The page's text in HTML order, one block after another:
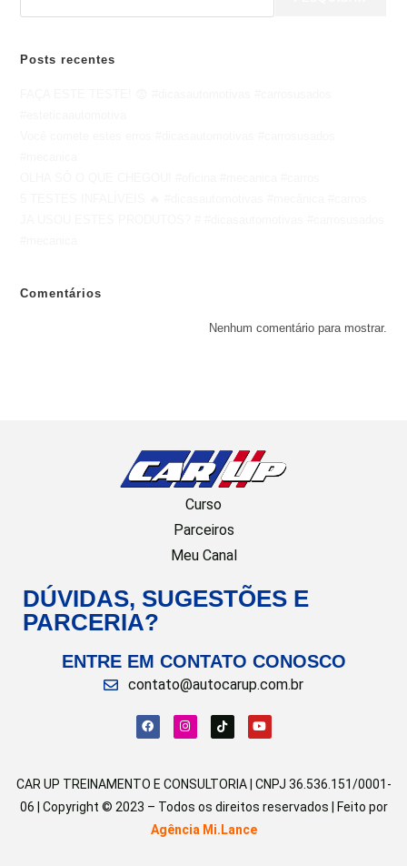
Posts recentes
Comentários
Nenhum comentário para mostrar.
Curso
Parceiros
Meu Canal
DÚVIDAS, SUGESTÕES E
PARCERIA?
ENTRE EM CONTATO CONOSCO
contato@autocarup.com.br
CAR UP TREINAMENTO E CONSULTORIA | CNPJ 36.536.151/0001-
06 | Copyright © 2023 – Todos os direitos reservados | Feito por
Agência Mi.Lance